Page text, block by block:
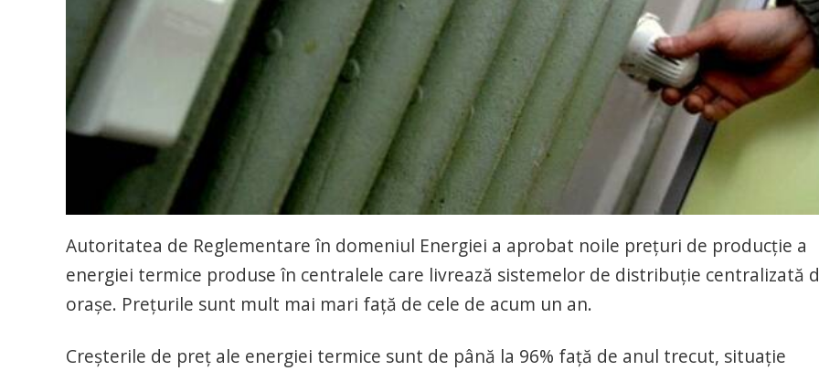
Autoritatea de Reglementare în domeniul Energiei a aprobat noile prețuri de producție a
energiei termice produse în centralele care livrează sistemelor de distribuție centralizată
orașe. Prețurile sunt mult mai mari față de cele de acum un an.
Creșterile de preț ale energiei termice sunt de până la 96% față de anul trecut, situație